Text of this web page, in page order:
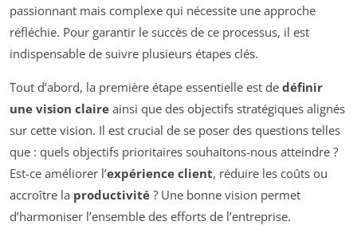
passionnant mais complexe qui nécessite une approche
réfléchie. Pour garantir le succès de ce processus, il est
indispensable de suivre plusieurs étapes clés.
Tout d’abord, la première étape essentielle est de définir
une vision claire ainsi que des objectifs stratégiques alignés
sur cette vision. Il est crucial de se poser des questions telles
que : quels objectifs prioritaires souhaitons-nous atteindre ?
Est-ce améliorer l’expérience client, réduire les coûts ou
accroître la productivité ? Une bonne vision permet
d’harmoniser l’ensemble des efforts de l’entreprise.